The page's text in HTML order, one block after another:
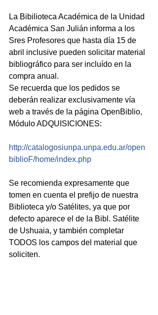
La Bibilioteca Académica de la Unidad
Académica San Julián informa a los
Sres Profesores que hasta día 15 de
abril inclusive pueden solicitar material
bibliográfico para ser incluído en la
compra anual.
Se recuerda que los pedidos se
deberán realizar exclusivamente vía
web a través de la página OpenBiblio,
Módulo ADQUISICIONES:
http://catalogosiunpa.unpa.edu.ar/open
biblioF/home/index.php
Se recomienda expresamente que
tomen en cuenta el prefijo de nuestra
Biblioteca y/o Satélites, ya que por
defecto aparece el de la Bibl. Satélite
de Ushuaia, y también completar
TODOS los campos del material que
soliciten.